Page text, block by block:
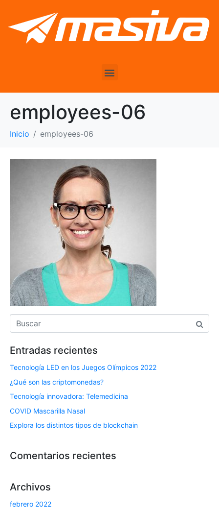
employees-06
Inicio employees-06
Entradas recientes
Tecnología LED en los Juegos Olímpicos 2022
¿Qué son las criptomonedas?
Tecnología innovadora: Telemedicina
COVID Mascarilla Nasal
Explora los distintos tipos de blockchain
Comentarios recientes
Archivos
febrero 2022